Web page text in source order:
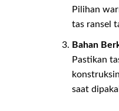
Pilihan
tas ransel
Bahan
Pastikan
saat